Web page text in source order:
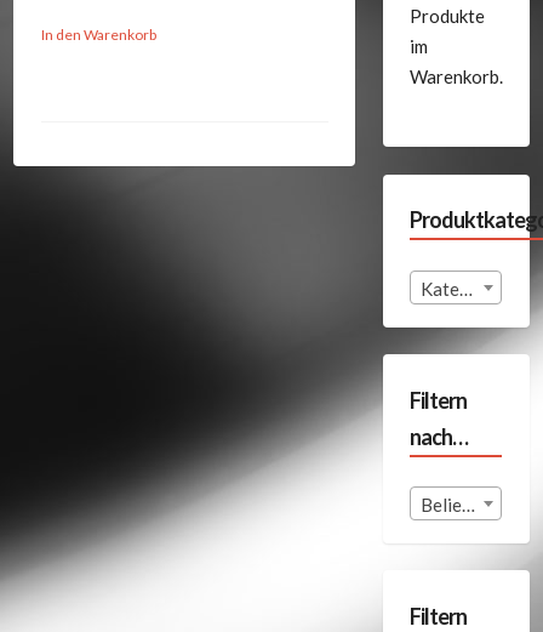
In den Warenkorb
Produkte
im
Warenkorb.
Kategorie auswählen
Filtern
nach…
Beliebige Format
Filtern